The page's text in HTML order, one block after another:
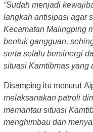
“Sudah menjadi
langkah antisipasi agar
Kecamatan Malingping
bentuk gangguan,
serta selalu bersinergi
situasi Kamtibmas yang
Disamping itu menurut
melaksanakan patroli
memantau situasi
menghimbau dan